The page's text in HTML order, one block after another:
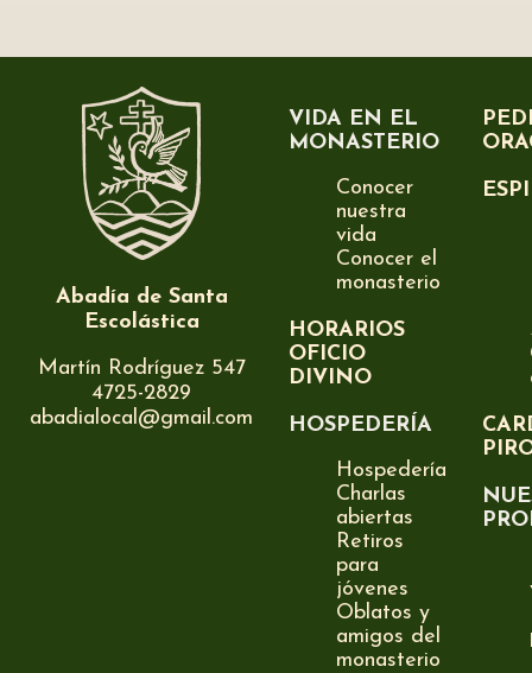
Abadía de Santa
Escolástica
Martín Rodríguez 547
4725-2829
abadialocal@gmail.com
VIDA EN EL
MONASTERIO
Conocer
nuestra
vida
Conocer el
monasterio
HORARIOS
OFICIO
DIVINO
HOSPEDERÍA
Hospedería
Charlas
abiertas
Retiros
para
jóvenes
Oblatos y
amigos del
monasterio